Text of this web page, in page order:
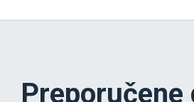
Preporučene